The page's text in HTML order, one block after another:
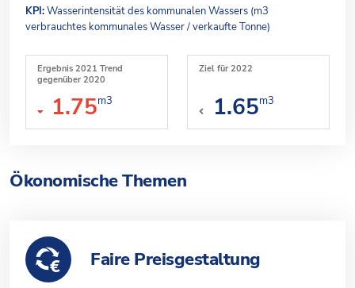
KPI:Wasserintensität des kommunalen Wassers (m3
verbrauchtes kommunales Wasser / verkaufte Tonne)
Ergebnis 2021 Trend
gegenüber 2020
1.75m3
Ziel für 2022
1.65m3
Ökonomische Themen
Faire Preisgestaltung